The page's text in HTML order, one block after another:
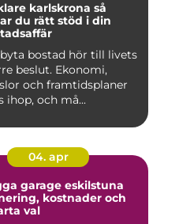
karlskrona så
du rätt stöd i din
bostad hör till livets
beslut. Ekonomi,
och framtidsplaner
ihop, och må...
04. apr
garage eskilstuna
kostnader och
val